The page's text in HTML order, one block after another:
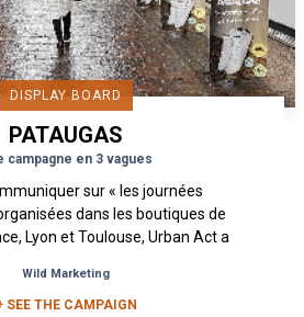
DISPLAY BOARD
PATAUGAS
campagne en 3 vagues
sur « les journées
dans les boutiques de
Lyon et Toulouse, Urban Act a
Wild Marketing
SEE THE CAMPAIGN